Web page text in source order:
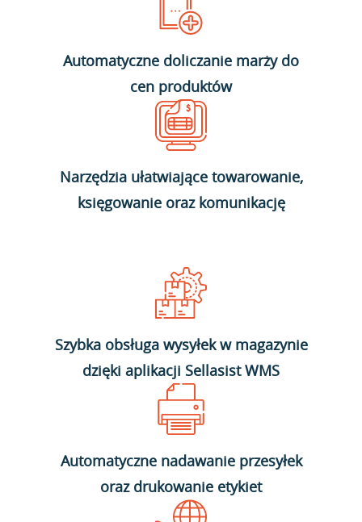
Automatyczne doliczanie marży do
cen produktów
Narzędzia ułatwiające towarowanie,
księgowanie oraz komunikację
Szybka obsługa wysyłek w magazynie
dzięki aplikacji Sellasist WMS
Automatyczne nadawanie przesyłek
oraz drukowanie etykiet